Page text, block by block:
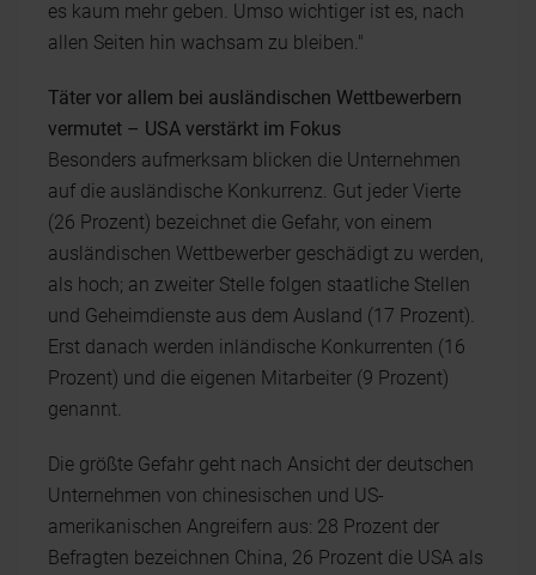
es kaum mehr geben. Umso wichtiger ist es, nach
allen Seiten hin wachsam zu bleiben."
Täter vor allem bei ausländischen Wettbewerbern
vermutet – USA verstärkt im Fokus
Besonders aufmerksam blicken die Unternehmen
auf die ausländische Konkurrenz. Gut jeder Vierte
(26 Prozent) bezeichnet die Gefahr, von einem
ausländischen Wettbewerber geschädigt zu werden,
als hoch; an zweiter Stelle folgen staatliche Stellen
und Geheimdienste aus dem Ausland (17 Prozent).
Erst danach werden inländische Konkurrenten (16
Prozent) und die eigenen Mitarbeiter (9 Prozent)
genannt.
Die größte Gefahr geht nach Ansicht der deutschen
Unternehmen von chinesischen und US-
amerikanischen Angreifern aus: 28 Prozent der
Befragten bezeichnen China, 26 Prozent die USA als